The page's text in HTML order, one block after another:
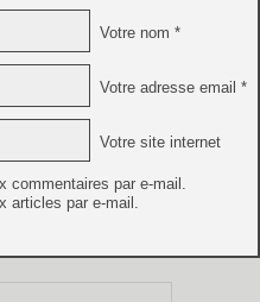
Votre nom *
Votre adresse email *
Votre site internet
commentaires par e-mail.
articles par e-mail.